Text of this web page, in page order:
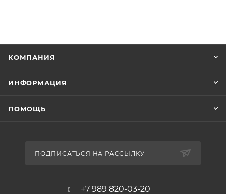
КОМПАНИЯ
ИНФОРМАЦИЯ
ПОМОЩЬ
ПОДПИСАТЬСЯ НА РАССЫЛКУ
+7 989 820-03-20